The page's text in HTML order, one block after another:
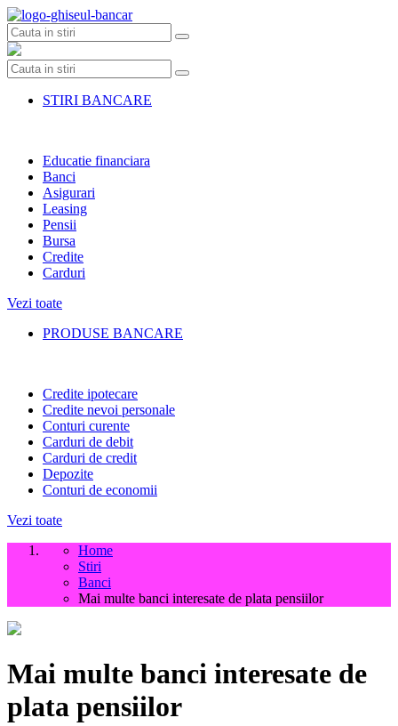
Skip
to
content
STIRI BANCARE
Educatie financiara
Banci
Asigurari
Leasing
Pensii
Bursa
Credite
Carduri
Vezi toate
PRODUSE BANCARE
Credite ipotecare
Credite nevoi personale
Conturi curente
Carduri de debit
Carduri de credit
Depozite
Conturi de economii
Vezi toate
Home
Stiri
Banci
Mai multe banci interesate de plata pensiilor
Mai multe banci interesate de
plata pensiilor